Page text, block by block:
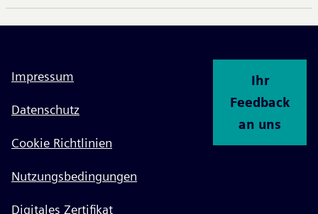
Impressum
Datenschutz
Cookie Richtlinien
Nutzungsbedingungen
Digitales Zertifikat
Ihr
Feedback
an uns